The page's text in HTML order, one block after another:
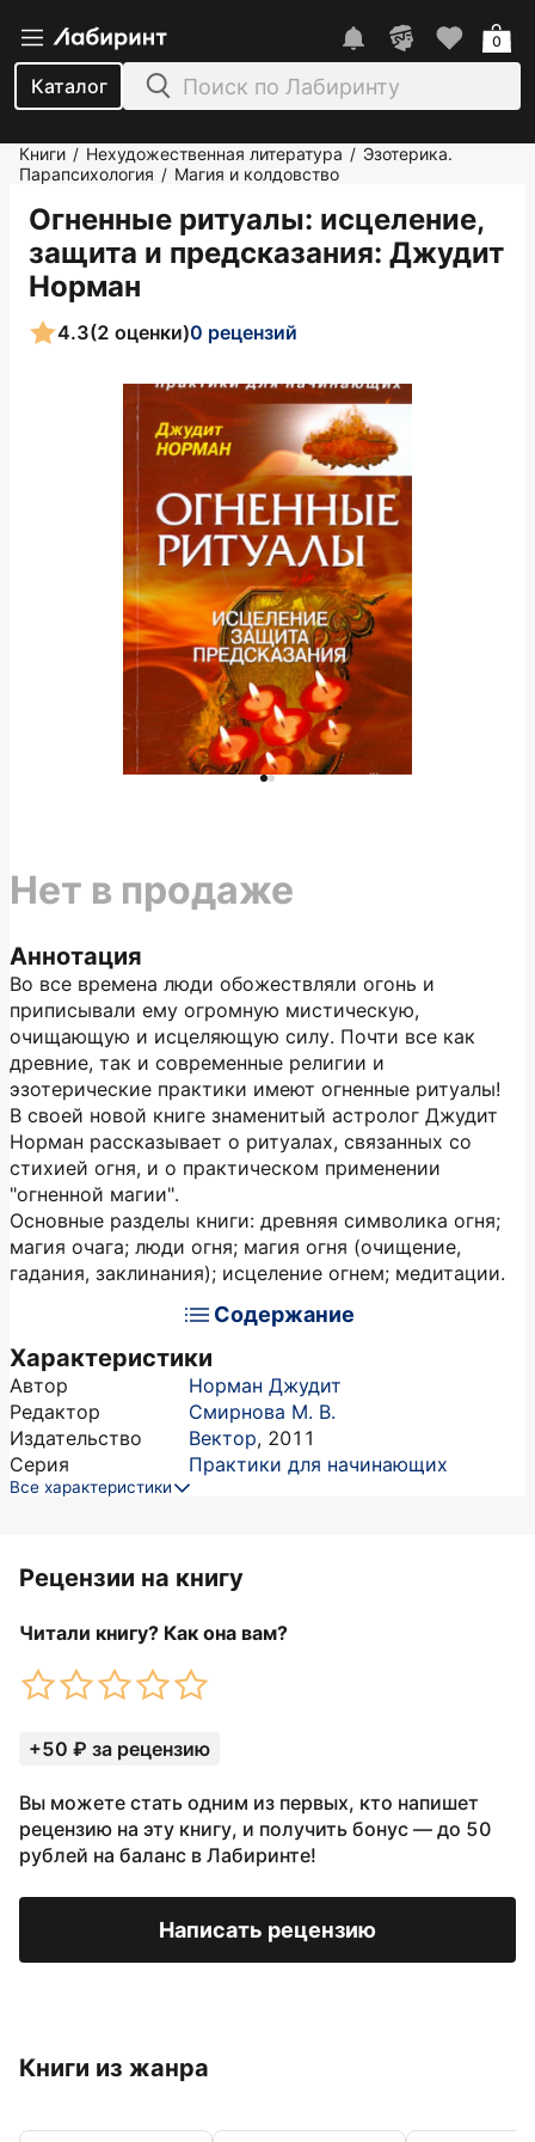
Каталог
0
Книги / Нехудожественная литература / Эзотерика.
Парапсихология / Магия и колдовство
Огненные ритуалы: исцеление,
защита и предсказания: Джудит
Норман
4.3(2 оценки)0 рецензий
Аннотация
Во все времена люди обожествляли огонь и
приписывали ему огромную мистическую,
очищающую и исцеляющую силу. Почти все как
древние, так и современные религии и
эзотерические практики имеют огненные ритуалы!
В своей новой книге знаменитый астролог Джудит
Норман рассказывает о ритуалах, связанных со
стихией огня, и о практическом применении
"огненной магии".
Основные разделы книги: древняя символика огня;
магия очага; люди огня; магия огня (очищение,
гадания, заклинания); исцеление огнем; медитации.
Содержание
Характеристики
Автор
Норман Джудит
Редактор
Смирнова М. В.
Издательство
Вектор, 2011
Серия
Практики для начинающих
Все характеристики
Нет в продаже
Рецензии на книгу
Читали книгу? Как она вам?
+50 ₽ за рецензию
Вы можете стать одним из первых, кто напишет
рецензию на эту книгу, и получить бонус — до 50
рублей на баланс в Лабиринте!
Написать рецензию
Книги из жанра